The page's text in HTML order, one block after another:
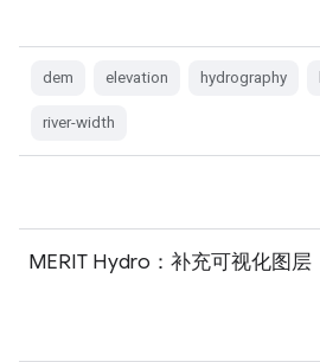
dem elevation hydrography
river-width
MERIT Hydro：补充可视化图层